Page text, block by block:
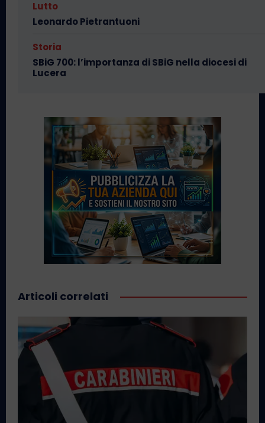
Lutto
Leonardo Pietrantuoni
Storia
SBiG 700: l’importanza di SBiG nella diocesi di
Lucera
Articoli correlati